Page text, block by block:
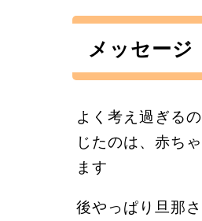
メッセージ
よく考え過ぎる
じたのは、赤ち
ます
後やっぱり旦那